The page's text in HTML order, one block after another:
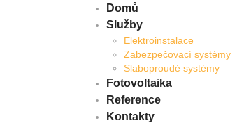
Domů
Služby
Elektroinstalace
Zabezpečovací systémy
Slaboproudé systémy
Fotovoltaika
Reference
Kontakty